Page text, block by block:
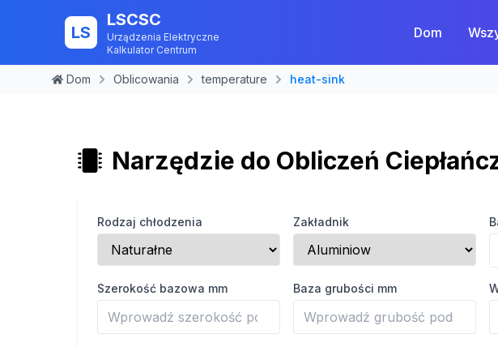
LS
LSCSC
Urządzenia Elektryczne
Kalkulator Centrum
Dom
Dom Oblicowania temperature heat-sink
Narzędzie do Obliczeń
Rodzaj chłodzenia Zakładnik
Szerokość bazowa mm Baza grubości mm